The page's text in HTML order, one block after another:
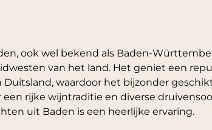
ook wel bekend als Baden-
van het land. Het geniet een
waardoor het bijzonder
rijke wijntraditie en diverse
uit Baden is een heerlijke ervaring.